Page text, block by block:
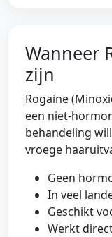
Wanneer
zijn
Rogaine
een niet-
behandeling
vroege
Geen
In veel
Geschikt
Werkt